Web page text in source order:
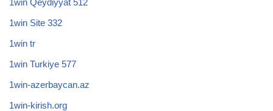
1win Qeydiyyat 512
1win Site 332
1win tr
1win Turkiye 577
1win-azerbaycan.az
1win-kirish.org